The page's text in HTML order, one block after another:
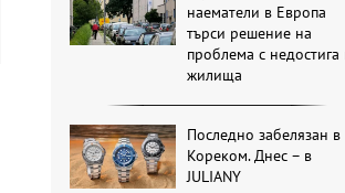
наематели в Европа
търси решение на
проблема с недостига
жилища
Последно забелязан в
Кореком. Днес – в
JULIANY